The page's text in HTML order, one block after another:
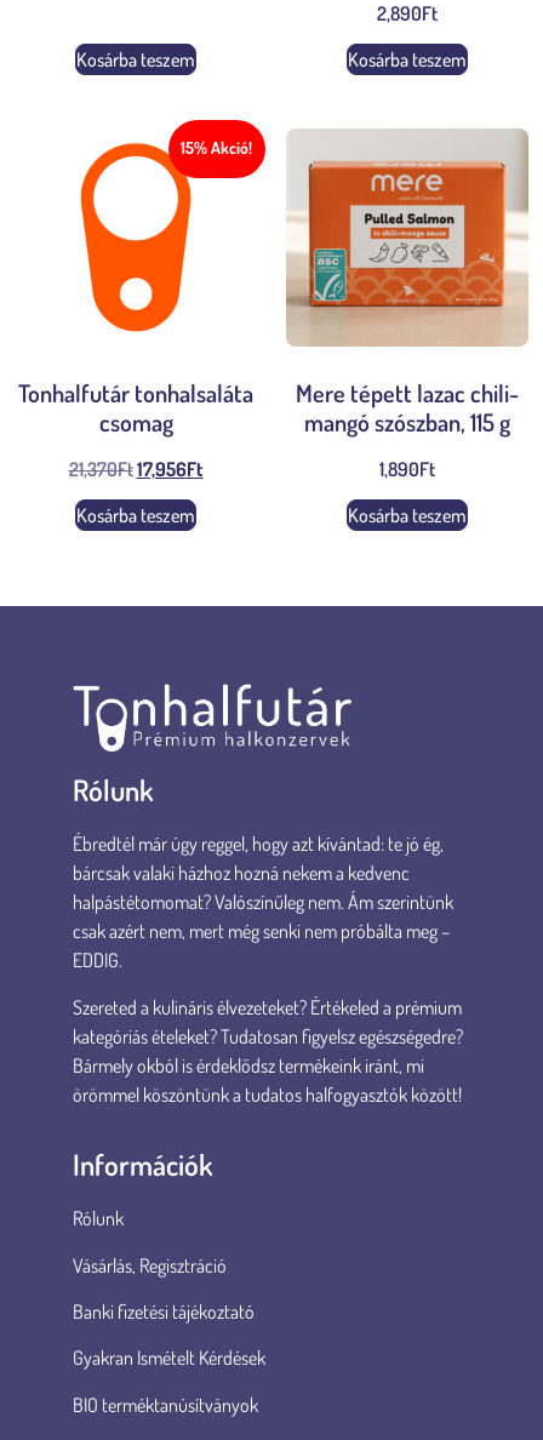
Kosárba teszem
2,890Ft
Kosárba teszem
15% Akció!
Tonhalfutár tonhalsaláta
csomag
21,370Ft17,956Ft
Kosárba teszem
Mere tépett lazac chili-
mangó szószban, 115 g
1,890Ft
Kosárba teszem
Rólunk
Ébredtél már úgy reggel, hogy azt kívántad: te jó ég,
bárcsak valaki házhoz hozná nekem a kedvenc
halpástétomomat? Valószínűleg nem. Ám szerintünk
csak azért nem, mert még senki nem próbálta meg –
EDDIG.
Szereted a kulináris élvezeteket? Értékeled a prémium
kategóriás ételeket? Tudatosan figyelsz egészségedre?
Bármely okból is érdeklődsz termékeink iránt, mi
örömmel köszöntünk a tudatos halfogyasztók között!
Információk
Rólunk
Vásárlás, Regisztráció
Banki fizetési tájékoztató
Gyakran Ismételt Kérdések
BIO terméktanúsítványok